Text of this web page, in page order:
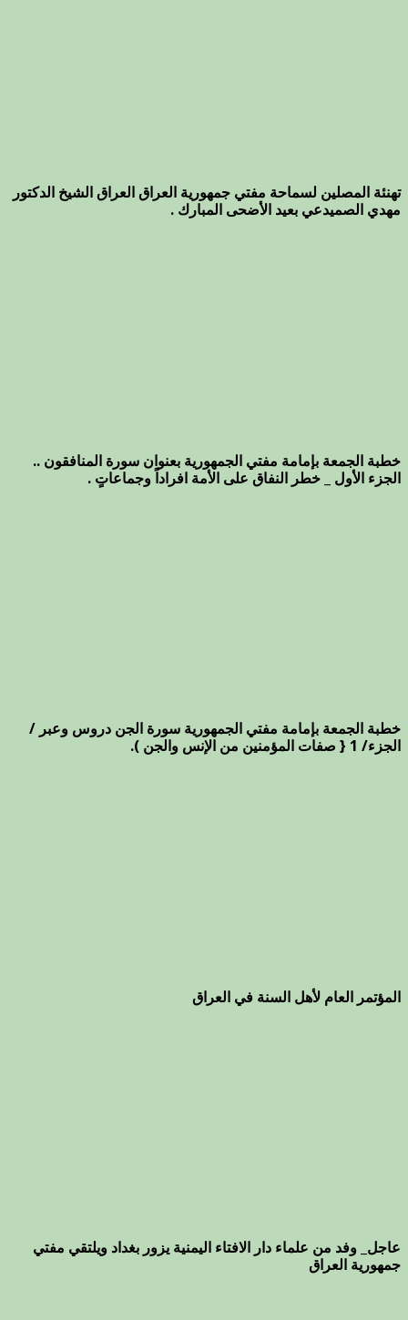
تهنئة المصلين لسماحة مفتي جمهورية العراق العراق الشيخ الدكتور
مهدي الصميدعي بعيد الأضحى المبارك .
خطبة الجمعة بإمامة مفتي الجمهورية بعنوان سورة المنافقون ..
الجزء الأول _ خطر النفاق على الأمة افراداً وجماعاتٍ .
خطبة الجمعة بإمامة مفتي الجمهورية سورة الجن دروس وعبر /
الجزء/ 1 { صفات المؤمنين من الإنس والجن ).
المؤتمر العام لأهل السنة في العراق
عاجل_ وفد من علماء دار الافتاء اليمنية يزور بغداد ويلتقي مفتي
جمهورية العراق